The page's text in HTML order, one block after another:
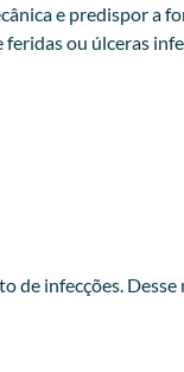
e predispor a
ou úlceras
de infecções. Desse